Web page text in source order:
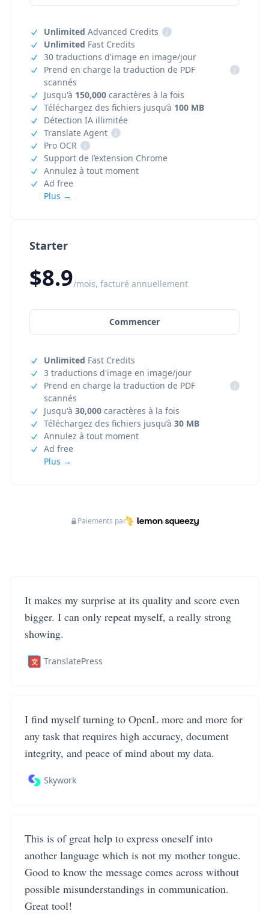
Starter
$8.9/mois, facturé annuellement
Commencer
Unlimited Fast Credits
3 traductions d'image en image/jour
Prend en charge la traduction de PDF
scannés
i
Jusqu'à 30,000 caractères à la fois
Téléchargez des fichiers jusqu’à 30 MB
Annulez à tout moment
Ad free
Plus →
Unlimited Advanced Credits
i
Unlimited Fast Credits
30 traductions d'image en image/jour
Prend en charge la traduction de PDF
scannés
i
Jusqu'à 150,000 caractères à la fois
Téléchargez des fichiers jusqu’à 100 MB
Détection IA illimitée
Translate Agent
i
Pro OCR
i
Support de l’extension Chrome
Annulez à tout moment
Ad free
Plus →
Paiements par
It makes my surprise at its quality and score even
bigger. I can only repeat myself, a really strong
showing.
TranslatePress
I find myself turning to OpenL more and more for
any task that requires high accuracy, document
integrity, and peace of mind about my data.
Skywork
This is of great help to express oneself into
another language which is not my mother tongue.
Good to know the message comes across without
possible misunderstandings in communication.
Great tool!